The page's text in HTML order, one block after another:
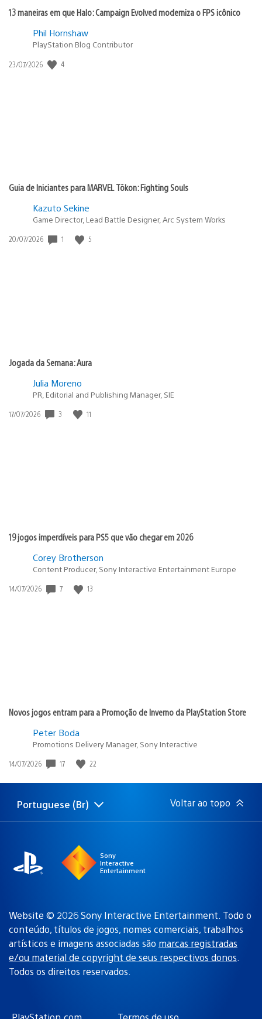
13 maneiras em que Halo: Campaign Evolved moderniza o FPS icônico
Phil Hornshaw
PlayStation Blog Contributor
Data
23/07/2026 4
Guia de Iniciantes para MARVEL Tōkon: Fighting Souls
Kazuto Sekine
Game Director, Lead Battle Designer, Arc System Works
Data
20/07/2026 1 5
Jogada da Semana: Aura
Julia Moreno
PR, Editorial and Publishing Manager, SIE
Data
17/07/2026 3 11
19 jogos imperdíveis para PS5 que vão chegar em 2026
Corey Brotherson
Content Producer, Sony Interactive Entertainment Europe
Data
14/07/2026 7 13
Novos jogos entram para a Promoção de Inverno da PlayStation Store
Peter Boda
Promotions Delivery Manager, Sony Interactive
Data
publicação:
14/07/2026 17 22
Selecione
uma
Região
atual:
Portuguese (Br) Voltar ao topo
Sony
Interactive
Entertainment
Website © 2026 Sony Interactive Entertainment. Todo o
conteúdo, títulos de jogos, nomes comerciais, trabalhos
artísticos e imagens associadas são marcas registradas
e/ou material de copyright de seus respectivos donos.
Todos os direitos reservados.